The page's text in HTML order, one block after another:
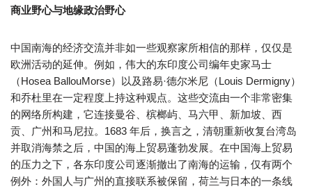
商业野心与地缘政治野心
中国南海的经济交流并非如一些观察家所相信的那样，仅仅是
欧洲活动的延伸。例如，伟大的东印度公司编年史家马士
（Hosea BallouMorse）以及路易·德尔米尼（Louis Dermigny）
和乔杜里在一定程度上持这种观点。这些交流由一个非常密集
的网络所构建，它连接曼谷、槟榔屿、马六甲、新加坡、西
贡、广州和马尼拉。1683 年后，换言之，清朝重新收复台湾岛
并取消海禁之后，中国的海上贸易蓬勃发展。在中国海上贸易
的压力之下，各东印度公司逐渐撤出了南海的运输，仅有两个
例外：外国人与广州的直接联系被保留，荷兰与日本的一条线